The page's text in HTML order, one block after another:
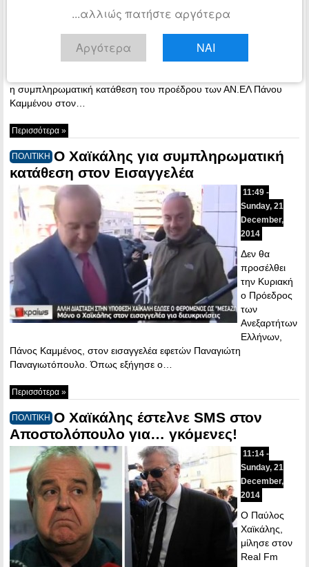
η συμπληρωματική κατάθεση του προέδρου των ΑΝ.ΕΛ Πάνου
Καμμένου στον…
Περισσότερα »
ΠΟΛΙΤΙΚΗ Ο Χαϊκάλης για συμπληρωματική
κατάθεση στον Εισαγγελέα
11:49 -
Sunday, 21
December,
2014
Δεν θα
προσέλθει
την Κυριακή
ο Πρόεδρος
των
Ανεξαρτήτων
Ελλήνων,
Πάνος Καμμένος, στον εισαγγελέα εφετών Παναγιώτη
Παναγιωτόπουλο. Όπως εξήγησε ο…
Περισσότερα »
ΠΟΛΙΤΙΚΗ Ο Χαϊκάλης έστελνε SMS στον
Αποστολόπουλο για… γκόμενες!
11:14 -
Sunday, 21
December,
2014
Ο Παύλος
Χαϊκάλης,
μίλησε στον
Real Fm
...αλλιώς πατήστε αργότερα
Αργότερα ΝΑΙ